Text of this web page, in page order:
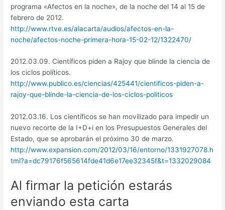
programa «Afectos en la noche», de la noche del 14 al 15 de
febrero de 2012.
http://www.rtve.es/alacarta/audios/afectos-en-la-
noche/afectos-noche-primera-hora-15-02-12/1322470/
2012.03.09. Científicos piden a Rajoy que blinde la ciencia de
los ciclos políticos.
http://www.publico.es/ciencias/425441/cientificos-piden-a-
rajoy-que-blinde-la-ciencia-de-los-ciclos-politicos
2012.03.16. Los científicos se han movilizado para impedir un
nuevo recorte de la I+D+i en los Presupuestos Generales del
Estado, que se aprobarán el próximo 30 de marzo.
http://www.expansion.com/2012/03/16/entorno/1331927078.h
tml?a=dc79176f565614fde41d6e17ee32345f&t=1332029084
Al firmar la petición estarás
enviando esta carta